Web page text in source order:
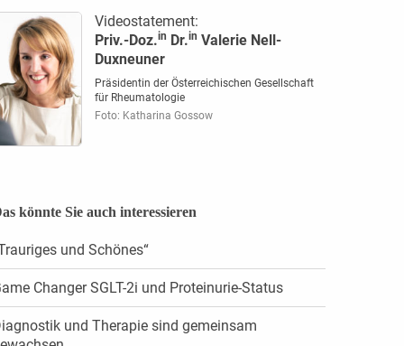
Videostatement:
Priv.-Doz.in Dr.in Valerie Nell-
Duxneuner
Präsidentin der Österreichischen Gesellschaft
für Rheumatologie
Foto: Katharina Gossow
könnte Sie auch interessieren
und Schönes“
Changer SGLT-2i und Proteinurie-Status
und Therapie sind gemeinsam